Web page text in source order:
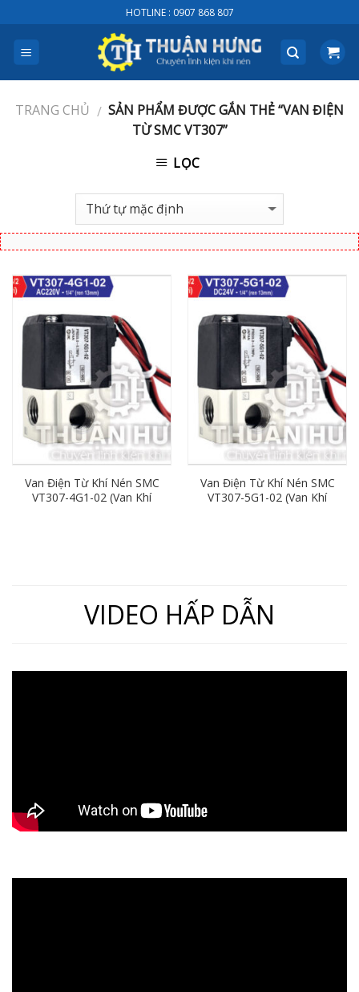
to
content
HOTLINE : 0907 868 807
TRANG CHỦ / SẢN PHẨM ĐƯỢC GẮN THẺ “VAN ĐIỆN
TỪ SMC VT307”
LỌC
Van Điện Từ Khí Nén SMC
VT307-4G1-02 (Van Khí
Van Điện Từ Khí Nén SMC
VT307-5G1-02 (Van Khí
VIDEO HẤP DẪN